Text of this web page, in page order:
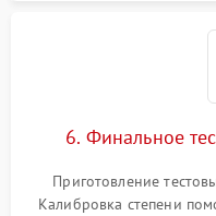
6. Финальное
Приготовление
Калибровка степени